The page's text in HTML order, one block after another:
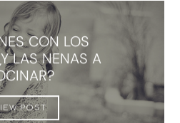
CON LOS
LAS NENAS A
POST